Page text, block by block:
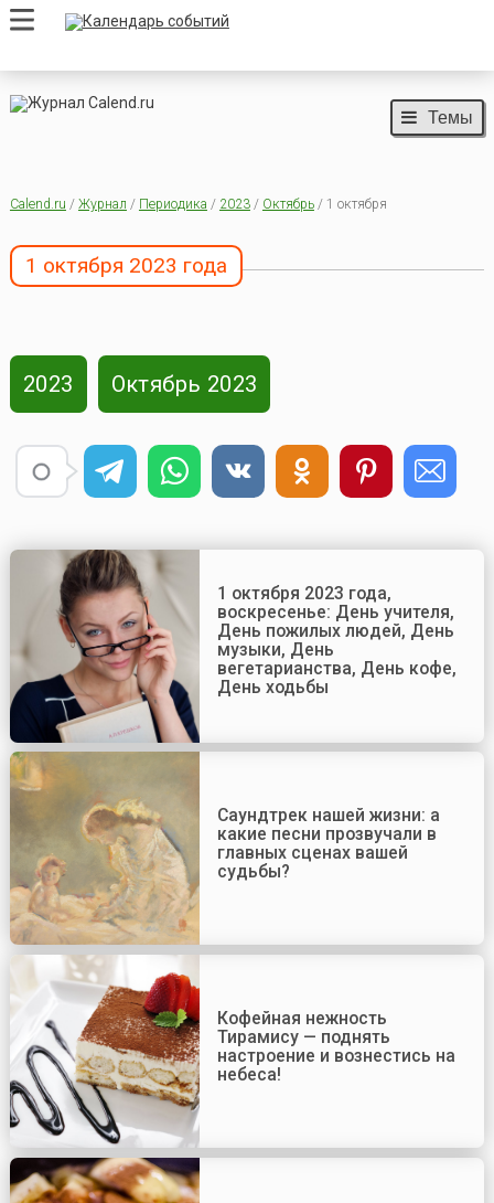
Темы
Calend.ru / Журнал / Периодика / 2023/ Октябрь/ 1 октября
1 октября 2023 года
2023 Октябрь 2023
1 октября 2023 года,
воскресенье: День учителя,
День пожилых людей, День
музыки, День
вегетарианства, День кофе,
День ходьбы
Саундтрек нашей жизни: а
какие песни прозвучали в
главных сценах вашей
судьбы?
Кофейная нежность
Тирамису — поднять
настроение и вознестись на
небеса!